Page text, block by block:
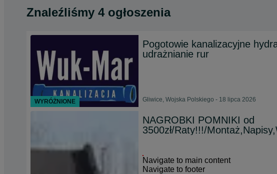
Znaleźliśmy 4 ogłoszenia
Pogotowie kanalizacyjne
udrażnianie rur
Gliwice, Wojska Polskiego - 18 lipca 2026
NAGROBKI POMNIKI od
3500zł/Raty!!!/
Navigate to main content
Navigate to footer
WYRÓŻNIONE